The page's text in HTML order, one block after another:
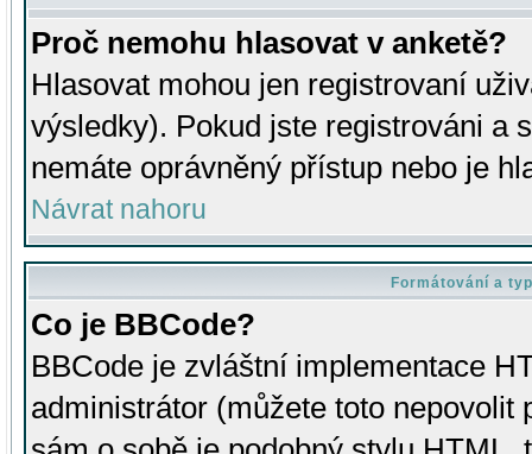
Proč nemohu hlasovat v anketě?
Hlasovat mohou jen registrovaní
výsledky). Pokud jste registrováni a
nemáte oprávněný přístup nebo je
Návrat nahoru
Formátování a
Co je BBCode?
BBCode je zvláštní implementace
administrátor (můžete toto